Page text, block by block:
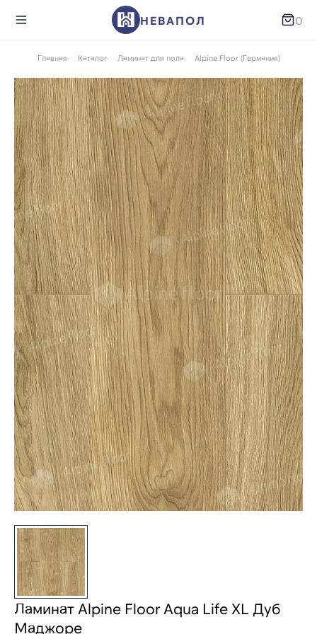
НЕВАПОЛ 0
Главная Каталог Ламинат для пола Alpine Floor (Германия)
Ламинат Alpine Floor Aqua Life XL Дуб
Маджоре